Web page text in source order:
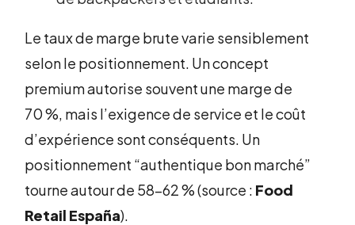
Le taux de marge brute varie sensiblement
selon le positionnement. Un concept
premium autorise souvent une marge de
70 %, mais l’exigence de service et le coût
d’expérience sont conséquents. Un
positionnement “authentique bon marché”
tourne autour de 58-62 % (source : Food
Retail España).